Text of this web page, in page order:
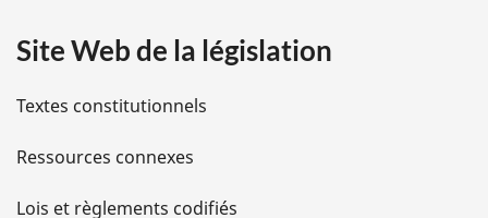
i
l
s
d
Site Web de la législation
Textes constitutionnels
Ressources connexes
Lois et règlements codifiés